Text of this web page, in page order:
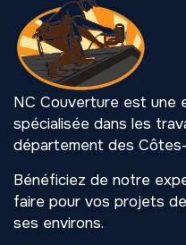
NC Couverture est une
spécialisée dans les
département des Côtes-
Bénéficiez de notre
faire pour vos projets
ses environs.